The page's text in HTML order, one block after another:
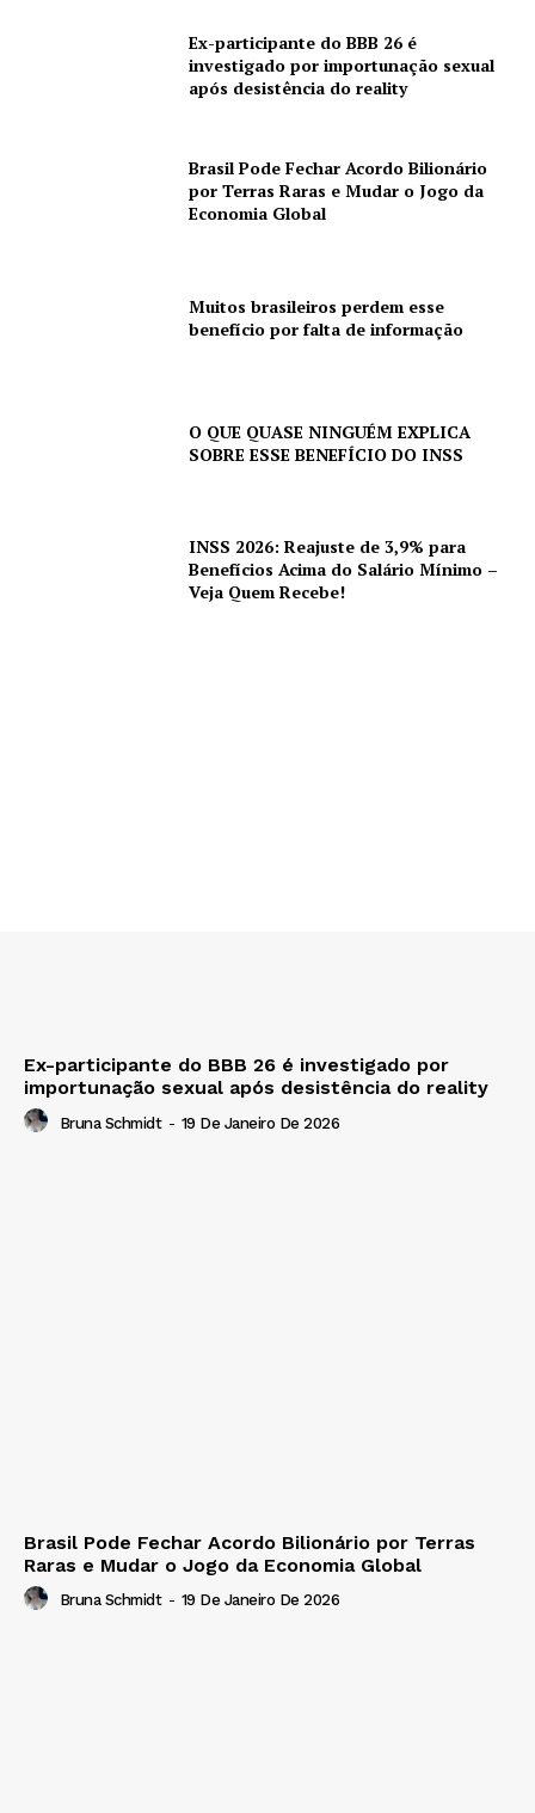
Ex-participante do BBB 26 é
investigado por importunação sexual
após desistência do reality
Brasil Pode Fechar Acordo Bilionário
por Terras Raras e Mudar o Jogo da
Economia Global
Muitos brasileiros perdem esse
benefício por falta de informação
O QUE QUASE NINGUÉM EXPLICA
SOBRE ESSE BENEFÍCIO DO INSS
INSS 2026: Reajuste de 3,9% para
Benefícios Acima do Salário Mínimo –
Veja Quem Recebe!
Ex-participante do BBB 26 é investigado por
importunação sexual após desistência do reality
Bruna Schmidt - 19 De Janeiro De 2026
Brasil Pode Fechar Acordo Bilionário por Terras
Raras e Mudar o Jogo da Economia Global
Bruna Schmidt - 19 De Janeiro De 2026